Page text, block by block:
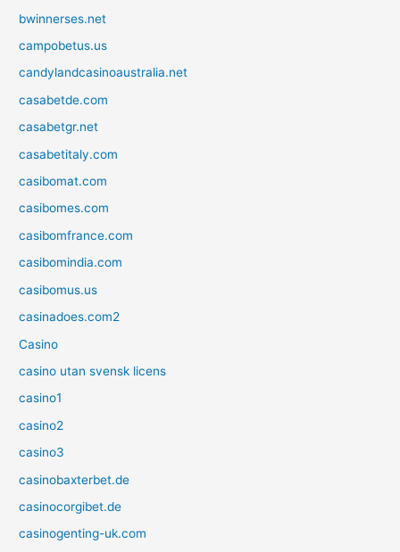
bwinnerses.net
campobetus.us
candylandcasinoaustralia.net
casabetde.com
casabetgr.net
casabetitaly.com
casibomat.com
casibomes.com
casibomfrance.com
casibomindia.com
casibomus.us
casinadoes.com2
Casino
casino utan svensk licens
casino1
casino2
casino3
casinobaxterbet.de
casinocorgibet.de
casinogenting-uk.com